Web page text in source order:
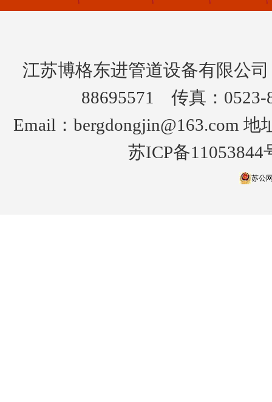
江苏博格东进管道设备有限公
88695571 传真：
Email：bergdongjin@163.com
苏ICP备11053844
苏公